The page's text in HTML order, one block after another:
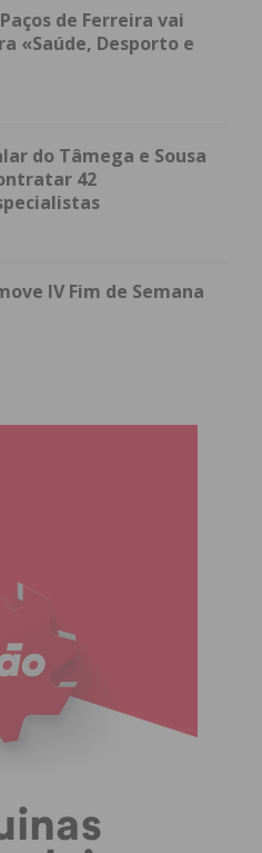
de Ferreira vai
«Saúde, Desporto e
do Tâmega e Sousa
42
IV Fim de Semana